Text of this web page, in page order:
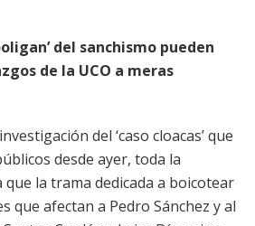
del sanchismo pueden
de la UCO a meras
del ‘caso cloacas’ que
desde ayer, toda la
la trama dedicada a boicotear
que afectan a Pedro Sánchez y al